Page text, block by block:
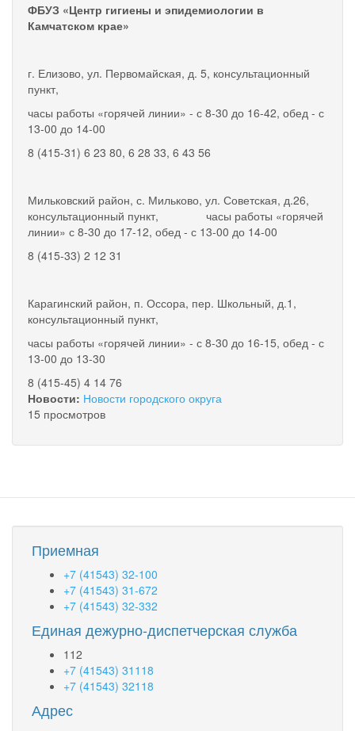
ФБУЗ «Центр гигиены и эпидемиологии в
Камчатском крае»
г. Елизово, ул. Первомайская, д. 5, консультационный
пункт,
часы работы «горячей линии» - с 8-30 до 16-42, обед - с
13-00 до 14-00
8 (415-31) 6 23 80, 6 28 33, 6 43 56
Мильковский район, с. Мильково, ул. Советская, д.26,
консультационный пункт, часы работы «горячей
линии» с 8-30 до 17-12, обед - с 13-00 до 14-00
8 (415-33) 2 12 31
Карагинский район, п. Оссора, пер. Школьный, д.1,
консультационный пункт,
часы работы «горячей линии» - с 8-30 до 16-15, обед - с
13-00 до 13-30
8 (415-45) 4 14 76
Новости: Новости городского округа
15 просмотров
Приемная
+7 (41543) 32-100
+7 (41543) 31-672
+7 (41543) 32-332
Единая дежурно-диспетчерская служба
112
+7 (41543) 31118
+7 (41543) 32118
Адрес